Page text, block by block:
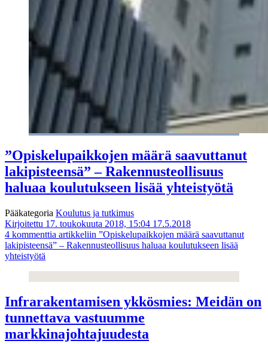
”Opiskelupaikkojen määrä saavuttanut
lakipisteensä” – Rakennusteollisuus
haluaa koulutukseen lisää yhteistyötä
Pääkategoria Koulutus ja tutkimus
Kirjoitettu 17. toukokuuta 2018, 15:04 17.5.2018
4 kommenttia artikkeliin ”Opiskelupaikkojen määrä saavuttanut
lakipisteensä” – Rakennusteollisuus haluaa koulutukseen lisää
yhteistyötä
Infrarakentamisen ykkösmies: Meidän on
tunnettava vastuumme
markkinajohtajuudesta